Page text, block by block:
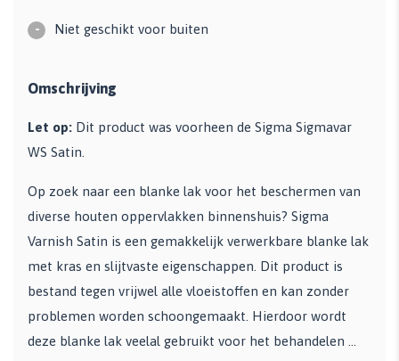
- Niet geschikt voor buiten
Omschrijving
Let op: Dit product was voorheen de Sigma Sigmavar
WS Satin.
Op zoek naar een blanke lak voor het beschermen van
diverse houten oppervlakken binnenshuis? Sigma
Varnish Satin is een gemakkelijk verwerkbare blanke lak
met kras en slijtvaste eigenschappen. Dit product is
bestand tegen vrijwel alle vloeistoffen en kan zonder
problemen worden schoongemaakt. Hierdoor wordt
deze blanke lak veelal gebruikt voor het behandelen ...